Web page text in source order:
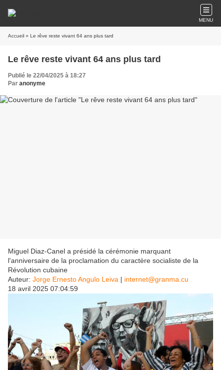
MENU
Accueil » Le rêve reste vivant 64 ans plus tard
Le rêve reste vivant 64 ans plus tard
Publié le 22/04/2025 à 18:27
Par anonyme
Miguel Diaz-Canel a présidé la cérémonie marquant
l'anniversaire de la proclamation du caractère socialiste de la
Révolution cubaine
Auteur: Jorge Ernesto Angulo Leiva | internet@granma.cu
18 avril 2025 07:04:59